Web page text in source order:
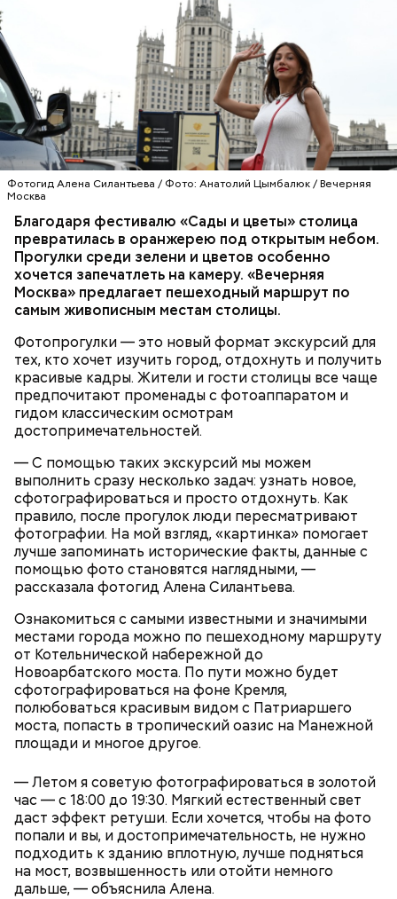
Фотогид Алена Силантьева / Фото: Анатолий Цымбалюк / Вечерняя
Москва
Благодаря фестивалю «Сады и цветы» столица
превратилась в оранжерею под открытым небом.
Прогулки среди зелени и цветов особенно
хочется запечатлеть на камеру. «Вечерняя
Москва» предлагает пешеходный маршрут по
самым живописным местам столицы.
Фотопрогулки — это новый формат экскурсий для
тех, кто хочет изучить город, отдохнуть и получить
красивые кадры. Жители и гости столицы все чаще
предпочитают променады с фотоаппаратом и
гидом классическим осмотрам
достопримечательностей.
— С помощью таких экскурсий мы можем
выполнить сразу несколько задач: узнать новое,
сфотографироваться и просто отдохнуть. Как
правило, после прогулок люди пересматривают
фотографии. На мой взгляд, «картинка» помогает
лучше запоминать исторические факты, данные с
помощью фото становятся наглядными, —
рассказала фотогид Алена Силантьева.
Ознакомиться с самыми известными и значимыми
местами города можно по пешеходному маршруту
от Котельнической набережной до
Новоарбатского моста. По пути можно будет
сфотографироваться на фоне Кремля,
полюбоваться красивым видом с Патриаршего
моста, попасть в тропический оазис на Манежной
площади и многое другое.
— Летом я советую фотографироваться в золотой
час — с 18:00 до 19:30. Мягкий естественный свет
даст эффект ретуши. Если хочется, чтобы на фото
попали и вы, и достопримечательность, не нужно
подходить к зданию вплотную, лучше подняться
на мост, возвышенность или отойти немного
дальше, — объяснила Алена.
— Первоначально количество нарушений было
высоким, однако с учетом введенных штрафов и
усиления рейдов по проверкам работы курьеров
сервисы доставки начинают более ответственно
подходить и к кадрам, и к своей работе.
Внедрение нового регламента и технологических
решений направлено на обеспечение
безопасности всех участников дорожного
движения, снижение количества жалоб от горожан
на нарушения скоростного режима и повышение
общего уровня культуры на дорогах столицы, —
отметил Пырсин.
Комплексный подход
Председатель комиссии Московской городской
думы по транспорту и развитию дорожно-
транспортной инфраструктуры Сабина Цветкова
уточнила, что Москва, являющаяся лидером в сфере
онлайн-доставки, продолжает совершенствовать
систему контроля за работой курьеров.